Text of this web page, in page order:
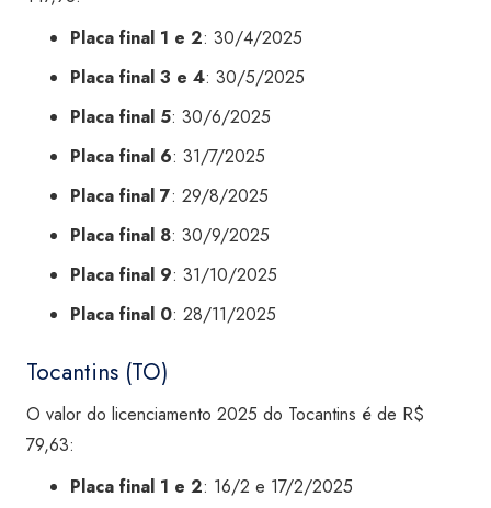
Placa final 1 e 2: 30/4/2025
Placa final 3 e 4: 30/5/2025
Placa final 5: 30/6/2025
Placa final 6: 31/7/2025
Placa final 7: 29/8/2025
Placa final 8: 30/9/2025
Placa final 9: 31/10/2025
Placa final 0: 28/11/2025
Tocantins (TO)
O valor do licenciamento 2025 do Tocantins é de R$
79,63:
Placa final 1 e 2: 16/2 e 17/2/2025